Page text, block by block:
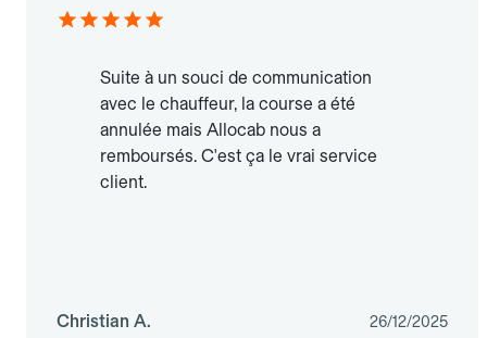
Suite à un souci de communication
avec le chauffeur, la course a été
annulée mais Allocab nous a
remboursés. C'est ça le vrai service
client.
Christian A. 26/12/2025